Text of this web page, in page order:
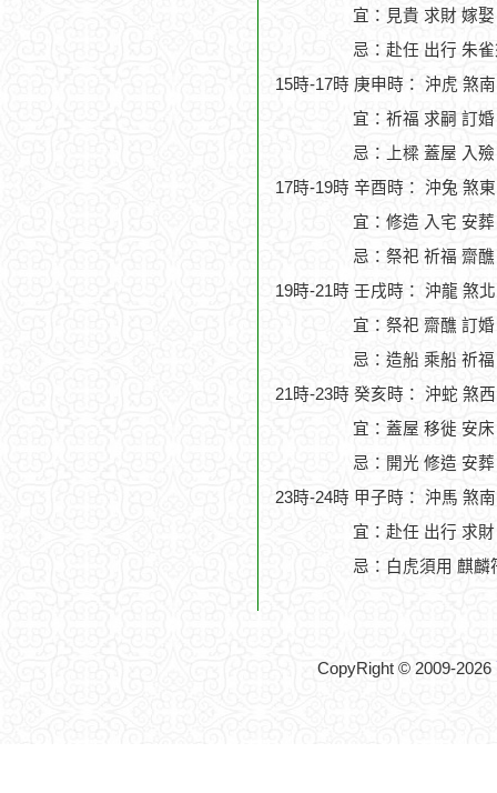
宜：見貴 求財 嫁
忌：赴任 出行 朱
15時-17時 庚申時： 沖虎 煞
宜：祈福 求嗣 訂
忌：上樑 蓋屋 入殮
17時-19時 辛酉時： 沖兔 煞
宜：修造 入宅 安
忌：祭祀 祈福 齋
19時-21時 壬戌時： 沖龍 煞
宜：祭祀 齋醮 訂
忌：造船 乘船 祈
21時-23時 癸亥時： 沖蛇 煞
宜：蓋屋 移徙 安
忌：開光 修造 安葬
23時-24時 甲子時： 沖馬 煞
宜：赴任 出行 求
忌：白虎須用 麒麟
CopyRight © 2009-2026